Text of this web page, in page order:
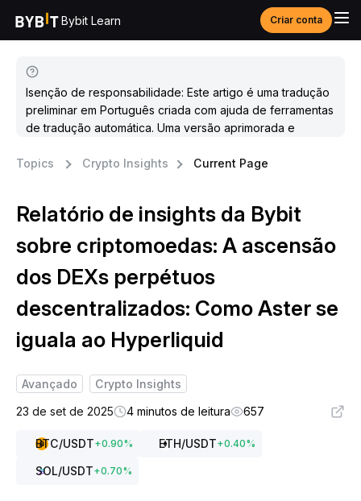
Bybit Learn Criar conta
Isenção de responsabilidade: Este artigo é uma tradução
preliminar em Português criada com ajuda de ferramentas
de tradução automática. Uma versão aprimorada e
Topics
Crypto Insights Current Page
Relatório de insights da Bybit
sobre criptomoedas: A ascensão
dos DEXs perpétuos
descentralizados: Como Aster se
iguala ao Hyperliquid
Avançado
Crypto Insights
23 de set de 2025
4 minutos de leitura 657
BTC/USDT+0.90% ETH/USDT+0.40%
SOL/USDT+0.70%